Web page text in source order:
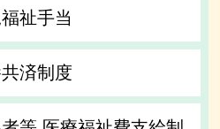
祉手当
済制度